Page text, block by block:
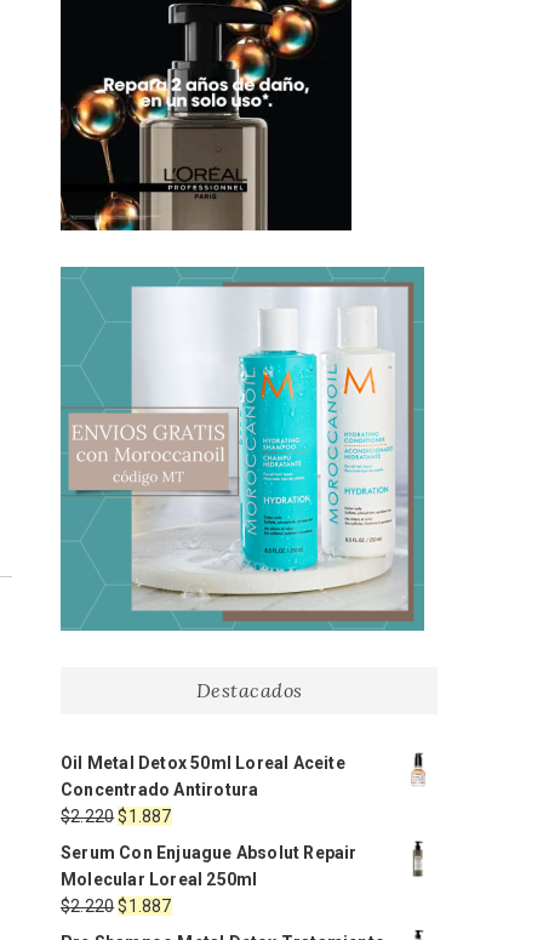
Destacados
Oil Metal Detox 50ml Loreal Aceite
Concentrado Antirotura
$2.220El
precio
original
era:
$2.220.
$1.887El
precio
actual
es:
$1.887.
Serum Con Enjuague Absolut Repair
Molecular Loreal 250ml
$2.220El
$1.887El
precio